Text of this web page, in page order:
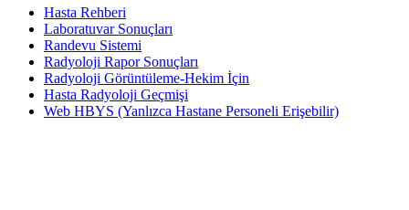
Hasta Rehberi
Laboratuvar Sonuçları
Randevu Sistemi
Radyoloji Rapor Sonuçları
Radyoloji Görüntüleme-Hekim İçin
Hasta Radyoloji Geçmişi
Web HBYS (Yanlızca Hastane Personeli Erişebilir)